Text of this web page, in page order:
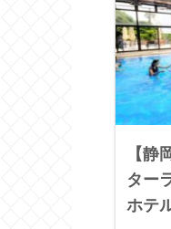
【
ター
ホテ